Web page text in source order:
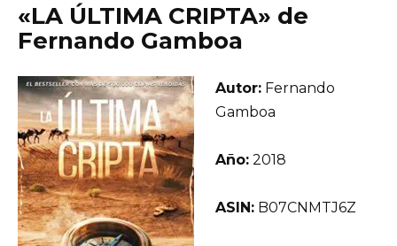
«LA ÚLTIMA CRIPTA» de
Fernando Gamboa
Autor: Fernando
Gamboa
Año: 2018
ASIN: B07CNMTJ6Z